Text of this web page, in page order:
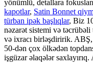
yönümlü, detallara
kapotlar, Satin Bonnet
türban ipək başlıqlar, Biz
nəzarət sistemi və
və ixracı birləşdiririk.
50-dən çox ölkədən
işgüzar əlaqələr